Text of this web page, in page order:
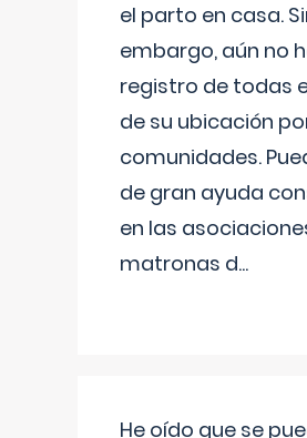
el parto en casa.
embargo, aún no
registro de todas
de su ubicación
comunidades.
de gran ayuda
en las
matronas d...
He oído que se